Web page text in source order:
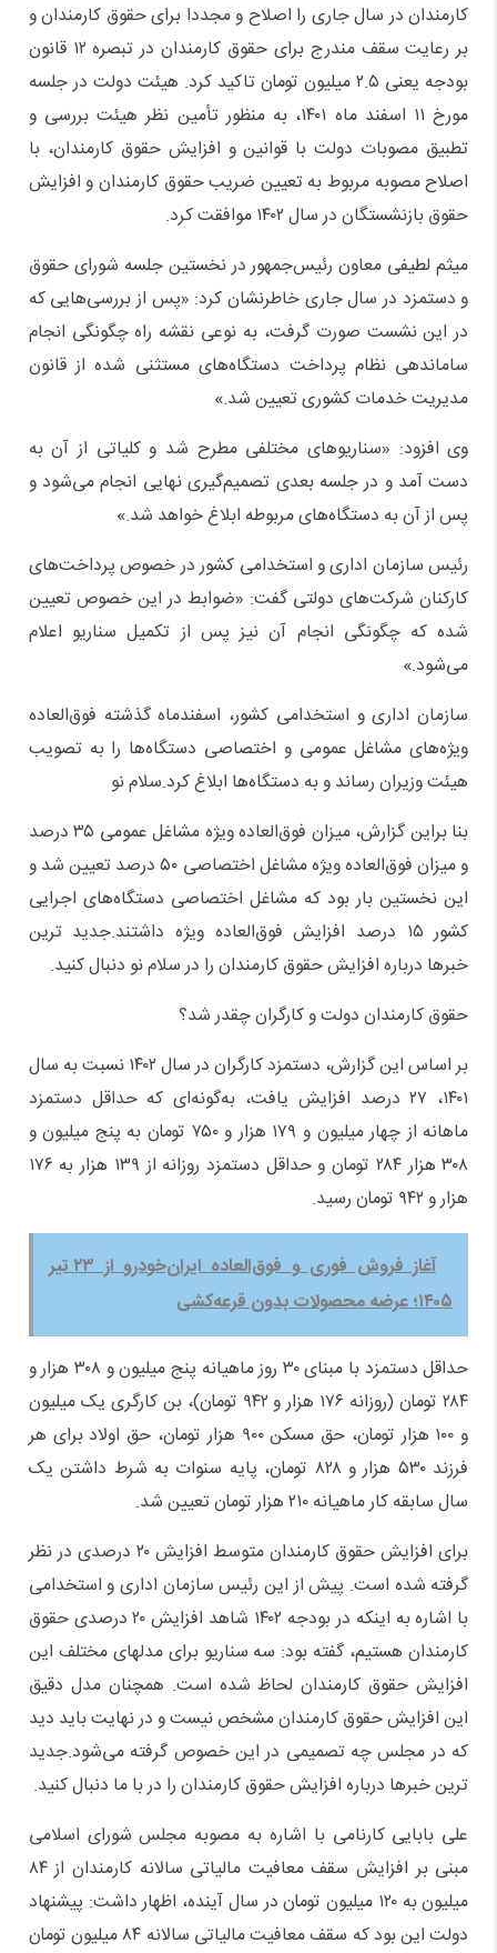
کارمندان در سال جاری را اصلاح و مجددا برای حقوق کارمندان و
بر رعایت سقف مندرج برای حقوق کارمندان در تبصره ۱۲ قانون
بودجه یعنی ۲.۵ میلیون تومان تاکید کرد. هیئت دولت در جلسه
مورخ ۱۱ اسفند ماه ۱۴۰۱، به منظور تأمین نظر هیئت بررسی و
تطبیق مصوبات دولت با قوانین و افزایش حقوق کارمندان، با
اصلاح مصوبه مربوط به تعیین ضریب حقوق کارمندان و افزایش
حقوق بازنشستگان در سال ۱۴۰۲ موافقت کرد.
میثم لطیفی معاون رئیس‌جمهور در نخستین جلسه شورای حقوق
و دستمزد در سال جاری خاطرنشان کرد: «پس از بررسی‌هایی که
در این نشست صورت گرفت، به نوعی نقشه راه چگونگی انجام
ساماندهی نظام پرداخت دستگاه‌های مستثنی شده از قانون
مدیریت خدمات کشوری تعیین شد.»
وی افزود: «سناریوهای مختلفی مطرح شد و کلیاتی از آن به
دست آمد و در جلسه بعدی تصمیم‌گیری‌ نهایی انجام می‌شود و
پس از آن به دستگاه‌های مربوطه ابلاغ خواهد شد.»
رئیس سازمان اداری و استخدامی کشور در خصوص پرداخت‌های
کارکنان شرکت‌های دولتی گفت: «ضوابط در این خصوص تعیین
شده که چگونگی انجام آن نیز پس از تکمیل سناریو اعلام
می‌شود.»
سازمان اداری و استخدامی کشور، اسفندماه گذشته فوق‌العاده
ویژه‌های مشاغل عمومی و اختصاصی دستگاه‌ها را به تصویب
هیئت وزیران رساند و به دستگاه‌ها ابلاغ کرد.سلام نو
بنا براین گزارش، میزان فوق‌العاده ویژه مشاغل عمومی ۳۵ درصد
و میزان فوق‌العاده ویژه مشاغل اختصاصی ۵۰ درصد تعیین شد و
این نخستین بار بود که مشاغل اختصاصی دستگاه‌های اجرایی
کشور ۱۵ درصد افزایش فوق‌العاده ویژه داشتند.جدید ترین
خبرها درباره افزایش حقوق کارمندان را در سلام نو دنبال کنید.
حقوق کارمندان دولت و کارگران چقدر شد؟
بر اساس این گزارش، دستمزد کارگران در سال ۱۴۰۲ نسبت به سال
۱۴۰۱، ۲۷ درصد افزایش یافت، به‌گونه‌ای که حداقل دستمزد
ماهانه از چهار میلیون و ۱۷۹ هزار و ۷۵۰ تومان به پنج میلیون و
۳۰۸ هزار ۲۸۴ تومان و حداقل دستمزد روزانه از ۱۳۹ هزار به ۱۷۶
هزار و ۹۴۲ تومان رسید.
آغاز فروش فوری و فوق‌العاده ایران‌خودرو از ۲۳ تیر
۱۴۰۵؛ عرضه محصولات بدون قرعه‌کشی
حداقل دستمزد با مبنای ۳۰ روز ماهیانه پنج میلیون و ۳۰۸ هزار و
۲۸۴ تومان (روزانه ۱۷۶ هزار و ۹۴۲ تومان)، بن کارگری یک میلیون
و ۱۰۰ هزار تومان، حق مسکن ۹۰۰ هزار تومان، حق اولاد برای هر
فرزند ۵۳۰ هزار و ۸۲۸ تومان، پایه سنوات به شرط داشتن یک
سال سابقه کار ماهیانه ۲۱۰ هزار تومان تعیین شد.
برای افزایش حقوق کارمندان متوسط افزایش ۲۰ درصدی در نظر
گرفته شده است. پیش از این رئیس سازمان اداری و استخدامی
با اشاره به اینکه در بودجه ۱۴۰۲ شاهد افزایش ۲۰ درصدی حقوق
کارمندان هستیم، گفته بود: سه سناریو برای مدلهای مختلف این
افزایش حقوق کارمندان لحاظ شده است. همچنان مدل دقیق
این افزایش حقوق کارمندان مشخص نیست و در نهایت باید دید
که در مجلس چه تصمیمی در این خصوص گرفته می‌شود.جدید
ترین خبرها درباره افزایش حقوق کارمندان را در با ما دنبال کنید.
علی بابایی کارنامی با اشاره به مصوبه مجلس شورای اسلامی
مبنی بر افزایش سقف معافیت مالیاتی سالانه کارمندان از ۸۴
میلیون به ۱۲۰ میلیون تومان در سال آینده، اظهار داشت: پیشنهاد
دولت این بود که سقف معافیت مالیاتی سالانه ۸۴ میلیون تومان